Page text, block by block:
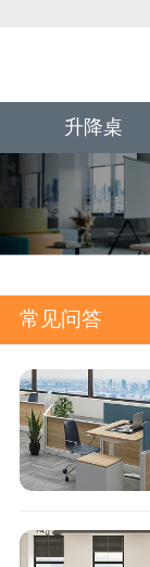
升降桌
常见问答